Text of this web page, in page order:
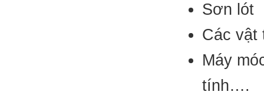
Sơn lót
Các vật
Máy
tính….